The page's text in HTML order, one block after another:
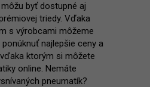
byť dostupné aj
triedy. Vďaka
s výrobcami môžeme
najlepšie ceny a
ktorým si môžete
online. Nemáte
pneumatík?